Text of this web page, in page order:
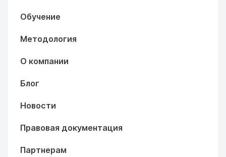
Обучение
Методология
О компании
Блог
Новости
Правовая документация
Партнерам